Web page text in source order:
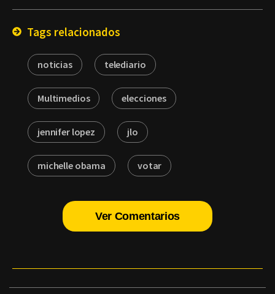
Tags relacionados
noticias telediario
Multimedios elecciones
jennifer lopez jlo
michelle obama votar
Ver Comentarios